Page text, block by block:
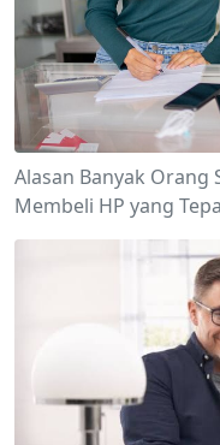
Alasan Banyak Orang
Membeli HP yang